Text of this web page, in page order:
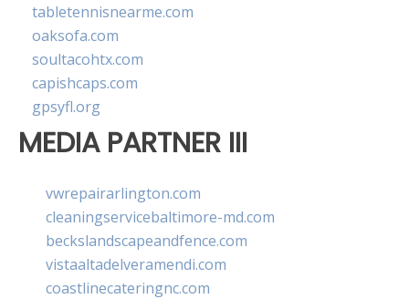
tabletennisnearme.com
oaksofa.com
soultacohtx.com
capishcaps.com
gpsyfl.org
MEDIA PARTNER III
vwrepairarlington.com
cleaningservicebaltimore-md.com
beckslandscapeandfence.com
vistaaltadelveramendi.com
coastlinecateringnc.com